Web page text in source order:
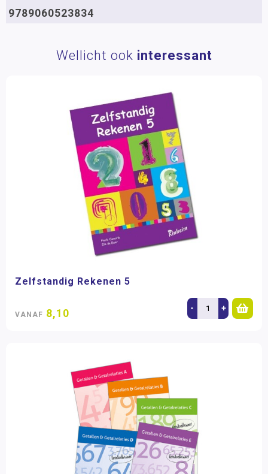
9789060523834
Wellicht ook interessant
Zelfstandig Rekenen 5
VANAF 8,10 - +